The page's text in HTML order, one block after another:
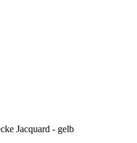
Jacquard - gelb